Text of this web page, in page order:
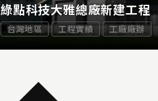
綠點科技大雅總廠新建工程
台灣地區 工程實績 工廠廠辦